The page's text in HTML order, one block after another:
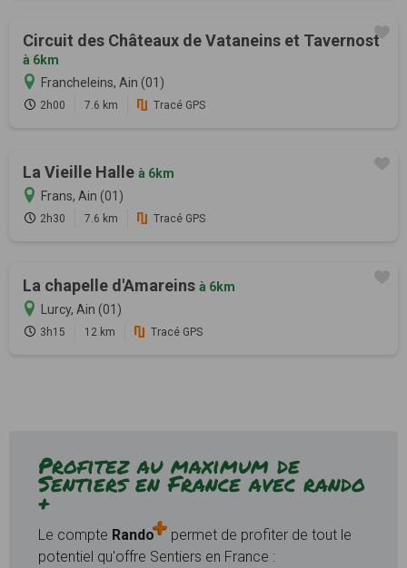
Circuit des Châteaux de Vataneins et Tavernost
à 6km
Francheleins, Ain (01)
2h00 7.6 km Tracé GPS
La Vieille Halle à 6km
Frans, Ain (01)
2h30 7.6 km Tracé GPS
La chapelle d'Amareins à 6km
Lurcy, Ain (01)
3h15 12 km Tracé GPS
Profitez au maximum de
Sentiers en France avec rando
+
Le compte Rando
permet de profiter de tout le
potentiel qu'offre Sentiers en France :